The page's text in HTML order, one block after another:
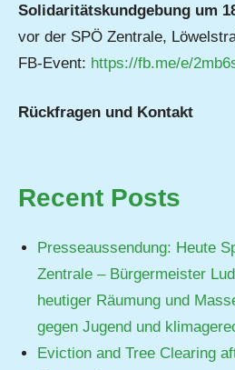
Solidaritätskundgebung um
vor der SPÖ Zentrale,
FB-Event: https://fb.me/e/
Rückfragen und Kontakt
Recent Posts
Presseaussendung: Heute
Zentrale – Bürgermeister
heutiger Räumung und
gegen Jugend und
Eviction and Tree Clearing